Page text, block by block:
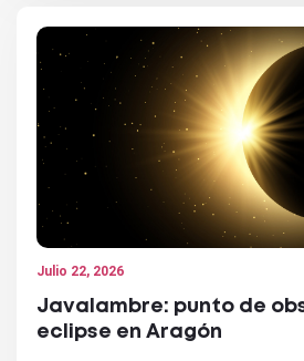
Julio 22, 2026
Javalambre: punto de
eclipse en Aragón